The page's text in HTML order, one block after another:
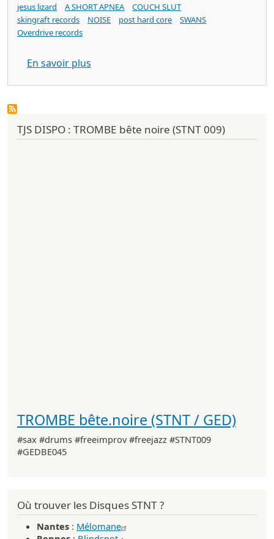
jesus lizard
A SHORT APNEA
COUCH SLUT
skingraft records
NOISE post hard core
SWANS
Overdrive records
En savoir plus
TJS DISPO : TROMBE bête noire (STNT 009)
TROMBE bête.noire (STNT / GED)
#sax #drums #freeimprov #freejazz #STNT009
#GEDBE045
Où trouver les Disques STNT ?
Nantes : Mélomane